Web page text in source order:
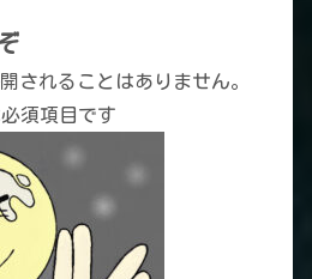
されることはありません。
須項目です